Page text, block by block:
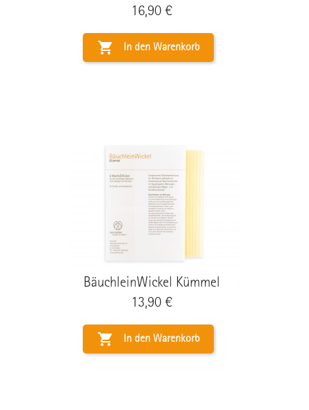
Preis
16,90 €
 In den Warenkorb
BäuchleinWickel Kümmel
Preis
13,90 €
 In den Warenkorb